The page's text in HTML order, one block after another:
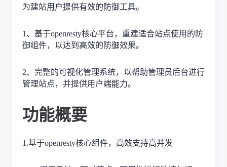
为建站用户提供有效的防御工具。
1、基于openresty核心平台，重建适合站点使用的防
御组件，以达到高效的防御效果。
2、完整的可视化管理系统，以帮助管理员后台进行
管理站点，并提供用户端能力。
功能概要
1.基于openresty核心组件，高效支持高并发